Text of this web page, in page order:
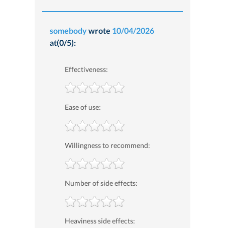
somebodywrote 10/04/2026
at(0/5):
Effectiveness:
Ease of use:
Willingness to recommend:
Number of side effects:
Heaviness side effects: